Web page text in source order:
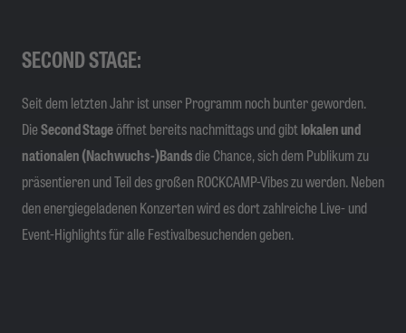
SECOND STAGE:
Seit dem letzten Jahr ist unser Programm noch bunter geworden.
DieSecond Stageöffnet bereits nachmittags und gibtlokalen und
nationalen (Nachwuchs-)Bandsdie Chance, sich dem Publikum zu
präsentieren und Teil des großen ROCKCAMP-Vibes zu werden. Neben
den energiegeladenen Konzerten wird es dort zahlreiche Live- und
Event-Highlights für alle Festivalbesuchenden geben.